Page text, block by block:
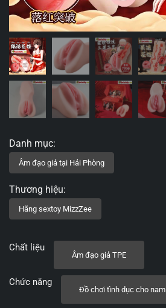
Chất liệu
Âm đạo giả TPE
Chức năng
Đồ chơi tình dục cho nam